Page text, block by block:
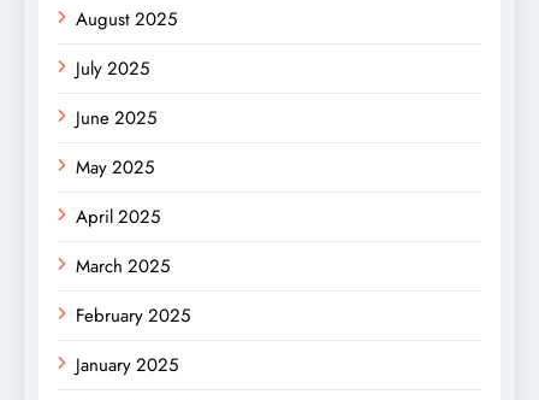
August 2025
July 2025
June 2025
May 2025
April 2025
March 2025
February 2025
January 2025